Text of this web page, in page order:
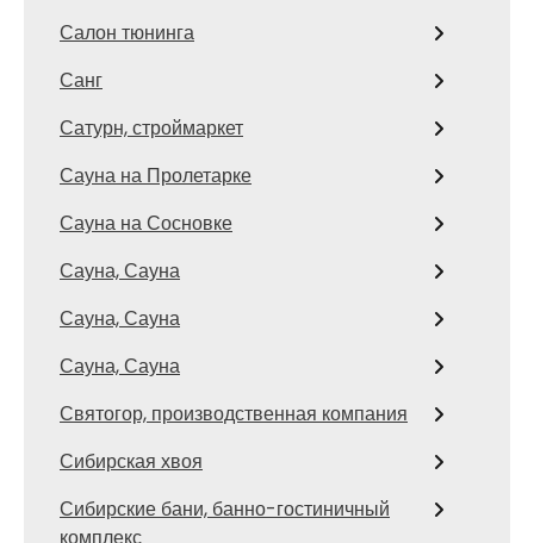
Салон тюнинга
Санг
Сатурн, строймаркет
Сауна на Пролетарке
Сауна на Сосновке
Сауна, Сауна
Сауна, Сауна
Сауна, Сауна
Святогор, производственная компания
Сибирская хвоя
Сибирские бани, банно-гостиничный